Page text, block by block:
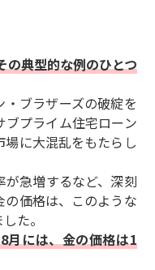
の典型的な例のひとつ
ブラザーズの破綻を
プライム住宅ローン
に大混乱をもたらし
急増するなど、深刻
価格は、このような
た。
月には、金の価格は1